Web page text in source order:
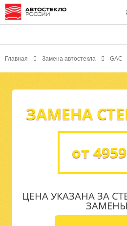
Главная Замена автостекла GAC
ЗАМЕНА
от
ЦЕНА УКАЗАНА ЗА